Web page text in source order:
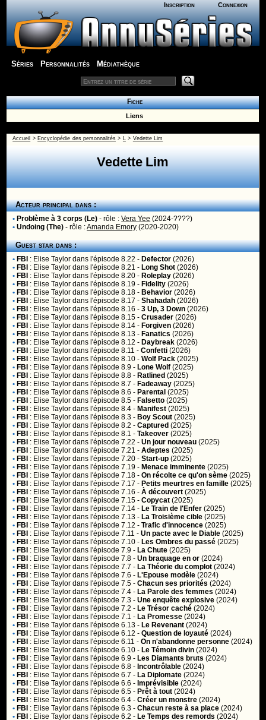
Inscription Connexion
Séries Personnalités Médiathèque
Fiche
Liens
Accueil > Encyclopédie des personnalités > L> Vedette Lim
Vedette Lim
Acteur principal dans :
• Problème à 3 corps (Le) - rôle :Vera Yee (2024-????)
• Undoing (The) - rôle :Amanda Emory (2020-2020)
Guest star dans :
• FBI : Elise Taylor dans l'épisode 8.22 - Defector (2026)
• FBI : Elise Taylor dans l'épisode 8.21 - Long Shot (2026)
• FBI : Elise Taylor dans l'épisode 8.20 - Roleplay (2026)
• FBI : Elise Taylor dans l'épisode 8.19 - Fidelity (2026)
• FBI : Elise Taylor dans l'épisode 8.18 - Behavior (2026)
• FBI : Elise Taylor dans l'épisode 8.17 -Shahadah (2026)
• FBI : Elise Taylor dans l'épisode 8.16 -3 Up, 3 Down (2026)
• FBI : Elise Taylor dans l'épisode 8.15 -Crusader (2026)
• FBI : Elise Taylor dans l'épisode 8.14 - Forgiven (2026)
• FBI : Elise Taylor dans l'épisode 8.13 - Fanatics (2026)
• FBI : Elise Taylor dans l'épisode 8.12 - Daybreak (2026)
• FBI : Elise Taylor dans l'épisode 8.11 -Confetti (2026)
• FBI : Elise Taylor dans l'épisode 8.10 -Wolf Pack (2025)
• FBI : Elise Taylor dans l'épisode 8.9 - Lone Wolf (2025)
• FBI : Elise Taylor dans l'épisode 8.8 - Ratlined (2025)
• FBI : Elise Taylor dans l'épisode 8.7 - Fadeaway (2025)
• FBI : Elise Taylor dans l'épisode 8.6 - Parental (2025)
• FBI : Elise Taylor dans l'épisode 8.5 - Falsetto (2025)
• FBI : Elise Taylor dans l'épisode 8.4 - Manifest (2025)
• FBI : Elise Taylor dans l'épisode 8.3 - Boy Scout (2025)
• FBI : Elise Taylor dans l'épisode 8.2 -Captured (2025)
• FBI : Elise Taylor dans l'épisode 8.1 -Takeover (2025)
• FBI : Elise Taylor dans l'épisode 7.22 -Un jour nouveau (2025)
• FBI : Elise Taylor dans l'épisode 7.21 -Adeptes (2025)
• FBI : Elise Taylor dans l'épisode 7.20 -Start-up (2025)
• FBI : Elise Taylor dans l'épisode 7.19 - Menace imminente (2025)
• FBI : Elise Taylor dans l'épisode 7.18 -On récolte ce qu'on sème (2025)
• FBI : Elise Taylor dans l'épisode 7.17 - Petits meurtres en famille (2025)
• FBI : Elise Taylor dans l'épisode 7.16 -À découvert (2025)
• FBI : Elise Taylor dans l'épisode 7.15 -Copycat (2025)
• FBI : Elise Taylor dans l'épisode 7.14 - Le Train de l'Enfer (2025)
• FBI : Elise Taylor dans l'épisode 7.13 - La Troisième cible (2025)
• FBI : Elise Taylor dans l'épisode 7.12 -Trafic d'innocence (2025)
• FBI : Elise Taylor dans l'épisode 7.11 -Un pacte avec le Diable (2025)
• FBI : Elise Taylor dans l'épisode 7.10 - Les Ombres du passé (2025)
• FBI : Elise Taylor dans l'épisode 7.9 - La Chute (2025)
• FBI : Elise Taylor dans l'épisode 7.8 -Un braquage en or (2024)
• FBI : Elise Taylor dans l'épisode 7.7 - La Théorie du complot (2024)
• FBI : Elise Taylor dans l'épisode 7.6 - L'Epouse modèle (2024)
• FBI : Elise Taylor dans l'épisode 7.5 -Chacun ses priorités (2024)
• FBI : Elise Taylor dans l'épisode 7.4 - La Parole des femmes (2024)
• FBI : Elise Taylor dans l'épisode 7.3 -Une enquête explosive (2024)
• FBI : Elise Taylor dans l'épisode 7.2 - Le Trésor caché (2024)
• FBI : Elise Taylor dans l'épisode 7.1 - La Promesse (2024)
• FBI : Elise Taylor dans l'épisode 6.13 - Le Revenant (2024)
• FBI : Elise Taylor dans l'épisode 6.12 -Question de loyauté (2024)
• FBI : Elise Taylor dans l'épisode 6.11 -On n'abandonne personne (2024)
• FBI : Elise Taylor dans l'épisode 6.10 - Le Témoin divin (2024)
• FBI : Elise Taylor dans l'épisode 6.9 - Les Diamants bruts (2024)
• FBI : Elise Taylor dans l'épisode 6.8 - Incontrôlable (2024)
• FBI : Elise Taylor dans l'épisode 6.7 - La Diplomate (2024)
• FBI : Elise Taylor dans l'épisode 6.6 - Imprévisible (2024)
• FBI : Elise Taylor dans l'épisode 6.5 - Prêt à tout (2024)
• FBI : Elise Taylor dans l'épisode 6.4 -Créer un monstre (2024)
• FBI : Elise Taylor dans l'épisode 6.3 -Chacun reste à sa place (2024)
• FBI : Elise Taylor dans l'épisode 6.2 - Le Temps des remords (2024)